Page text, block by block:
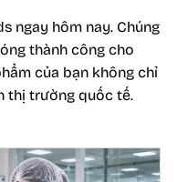
ngay hôm nay. Chúng
thành công cho
của bạn không chỉ
thị trường quốc tế.